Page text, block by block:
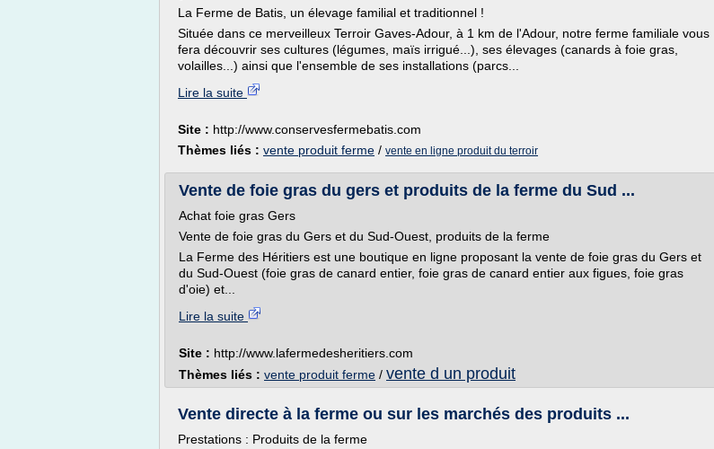
La Ferme de Batis, un élevage familial et traditionnel !
Située dans ce merveilleux Terroir Gaves-Adour, à 1 km de l'Adour, notre ferme familiale vous
fera découvrir ses cultures (légumes, maïs irrigué...), ses élevages (canards à foie gras,
volailles...) ainsi que l'ensemble de ses installations (parcs...
Lire la suite
Site : http://www.conservesfermebatis.com
Thèmes liés : vente produit ferme / vente en ligne produit du terroir
Vente de foie gras du gers et produits de la ferme du Sud ...
Achat foie gras Gers
Vente de foie gras du Gers et du Sud-Ouest, produits de la ferme
La Ferme des Héritiers est une boutique en ligne proposant la vente de foie gras du Gers et
du Sud-Ouest (foie gras de canard entier, foie gras de canard entier aux figues, foie gras
d'oie) et...
Lire la suite
Site : http://www.lafermedesheritiers.com
Thèmes liés : vente produit ferme / vente d un produit
Vente directe à la ferme ou sur les marchés des produits ...
Prestations : Produits de la ferme